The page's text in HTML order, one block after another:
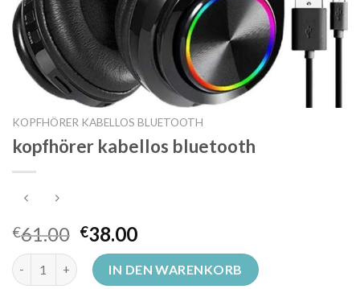
KOPFHÖRER KABELLOS BLUETOOTH
kopfhörer kabellos bluetooth
€61.00 €38.00
kopfhörer kabellos bluetooth Menge
IN DEN WARENKORB